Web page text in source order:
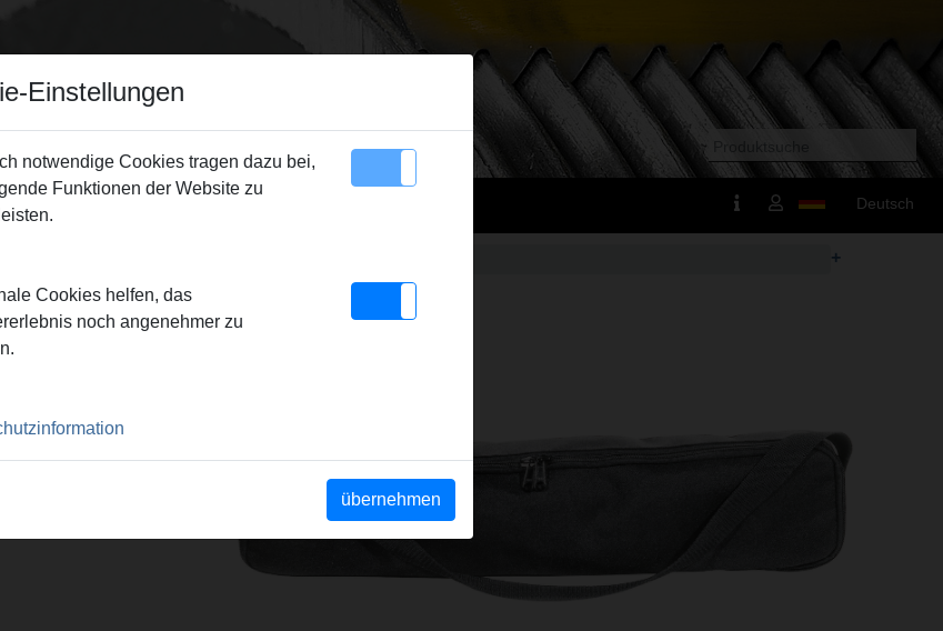
Deutsch
+
Einstellungen
notwendige Cookies tragen dazu bei,
Funktionen der Website zu
Cookies helfen, das
noch angenehmer zu
übernehmen